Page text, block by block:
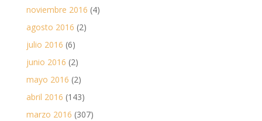
noviembre 2016 (4)
agosto 2016 (2)
julio 2016 (6)
junio 2016 (2)
mayo 2016 (2)
abril 2016 (143)
marzo 2016 (307)